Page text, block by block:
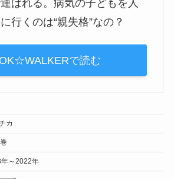
ばれる。病気の子どもを人
行くのは“親失格”なの？
で読む
カ
～2022年